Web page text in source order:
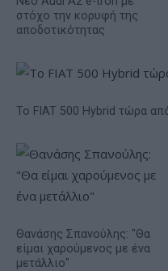
στόχο την κορυφή της
αποδοτικότητας
Το FIAT 500 Hybrid τώρα
Θανάσης Σπανούλης: "Θα
είμαι χαρούμενος με ένα
μετάλλιο"